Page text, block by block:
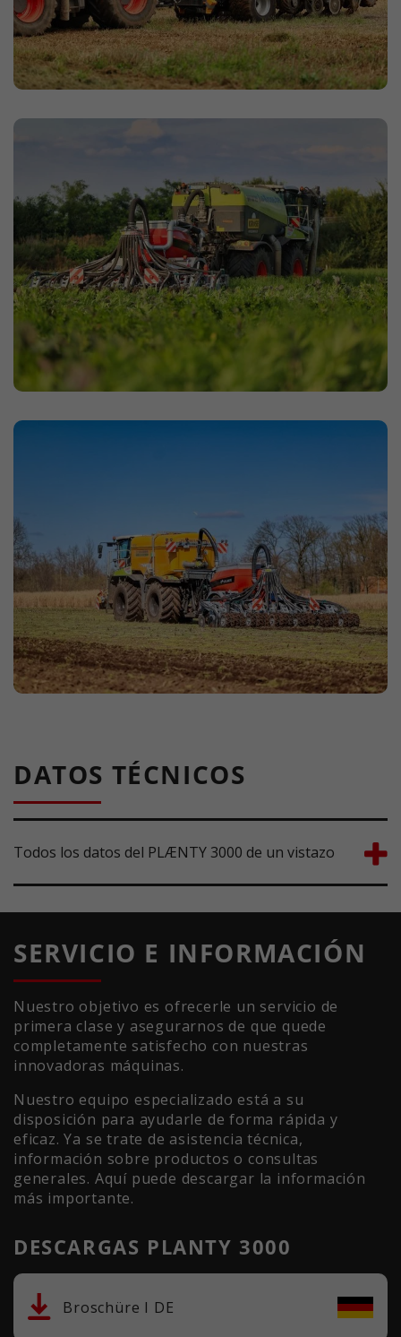
DATOS TÉCNICOS
Todos los datos del PLÆNTY 3000 de un vistazo
SERVICIO E INFORMACIÓN
Nuestro objetivo es ofrecerle un servicio de
primera clase y asegurarnos de que quede
completamente satisfecho con nuestras
innovadoras máquinas.
Nuestro equipo especializado está a su
disposición para ayudarle de forma rápida y
eficaz. Ya se trate de asistencia técnica,
información sobre productos o consultas
generales. Aquí puede descargar la información
más importante.
DESCARGAS PLANTY 3000
Broschüre I DE